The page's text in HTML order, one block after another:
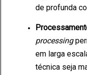
de profunda
processing
em larga
técnica seja